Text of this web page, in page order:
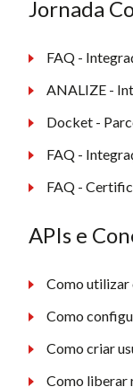
Jornada
FAQ -
ANALIZE -
Docket -
FAQ -
FAQ -
APIs e
Como utilizar
Como
Como criar
Como liberar